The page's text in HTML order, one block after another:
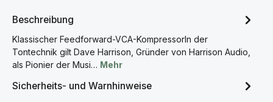
Beschreibung
Klassischer Feedforward-VCA-KompressorIn der
Tontechnik gilt Dave Harrison, Gründer von Harrison Audio,
als Pionier der Musi… Mehr
Sicherheits- und Warnhinweise